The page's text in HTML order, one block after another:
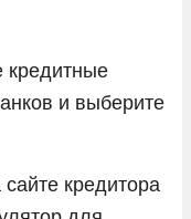
кредитные
и выберите
кредитора